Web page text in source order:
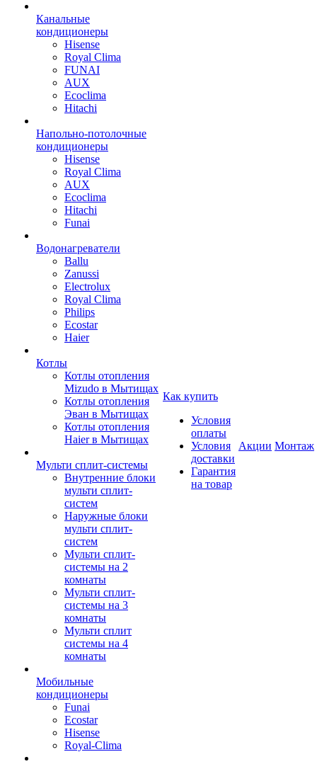
Канальные
кондиционеры
Hisense
Royal Clima
FUNAI
AUX
Ecoclima
Hitachi
Напольно-потолочные
кондиционеры
Hisense
Royal Clima
AUX
Ecoclima
Hitachi
Funai
Водонагреватели
Ballu
Zanussi
Electrolux
Royal Clima
Philips
Ecostar
Haier
Котлы
Котлы отопления
Mizudo в Мытищах
Котлы отопления
Эван в Мытищах
Котлы отопления
Haier в Мытищах
Мульти сплит-системы
Внутренние блоки
мульти сплит-
систем
Наружные блоки
мульти сплит-
систем
Мульти сплит-
системы на 2
комнаты
Мульти сплит-
системы на 3
комнаты
Мульти сплит
системы на 4
комнаты
Мобильные
кондиционеры
Funai
Ecostar
Hisense
Royal-Clima
Как купить
Условия
оплаты
Условия
доставки
Гарантия
на товар
Акции Монтаж